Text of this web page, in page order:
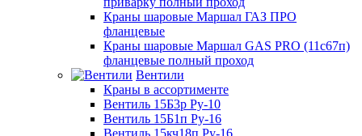
Краны шаровые Маршал ГАЗ ПРО
фланцевые
Краны шаровые Маршал GAS PRO (11с67п)
фланцевые полный проход
Вентили
Краны в ассортименте
Вентиль 15Б3р Ру-10
Вентиль 15Б1п Ру-16
Вентиль 15кч18п Ру-16